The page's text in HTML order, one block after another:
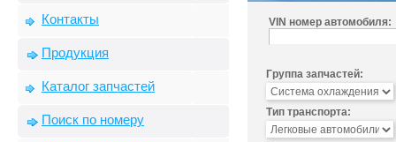
Контакты
Продукция
Каталог запчастей
Поиск по номеру
VIN номер автомобиля:
Группа запчастей:
Тип транспорта: